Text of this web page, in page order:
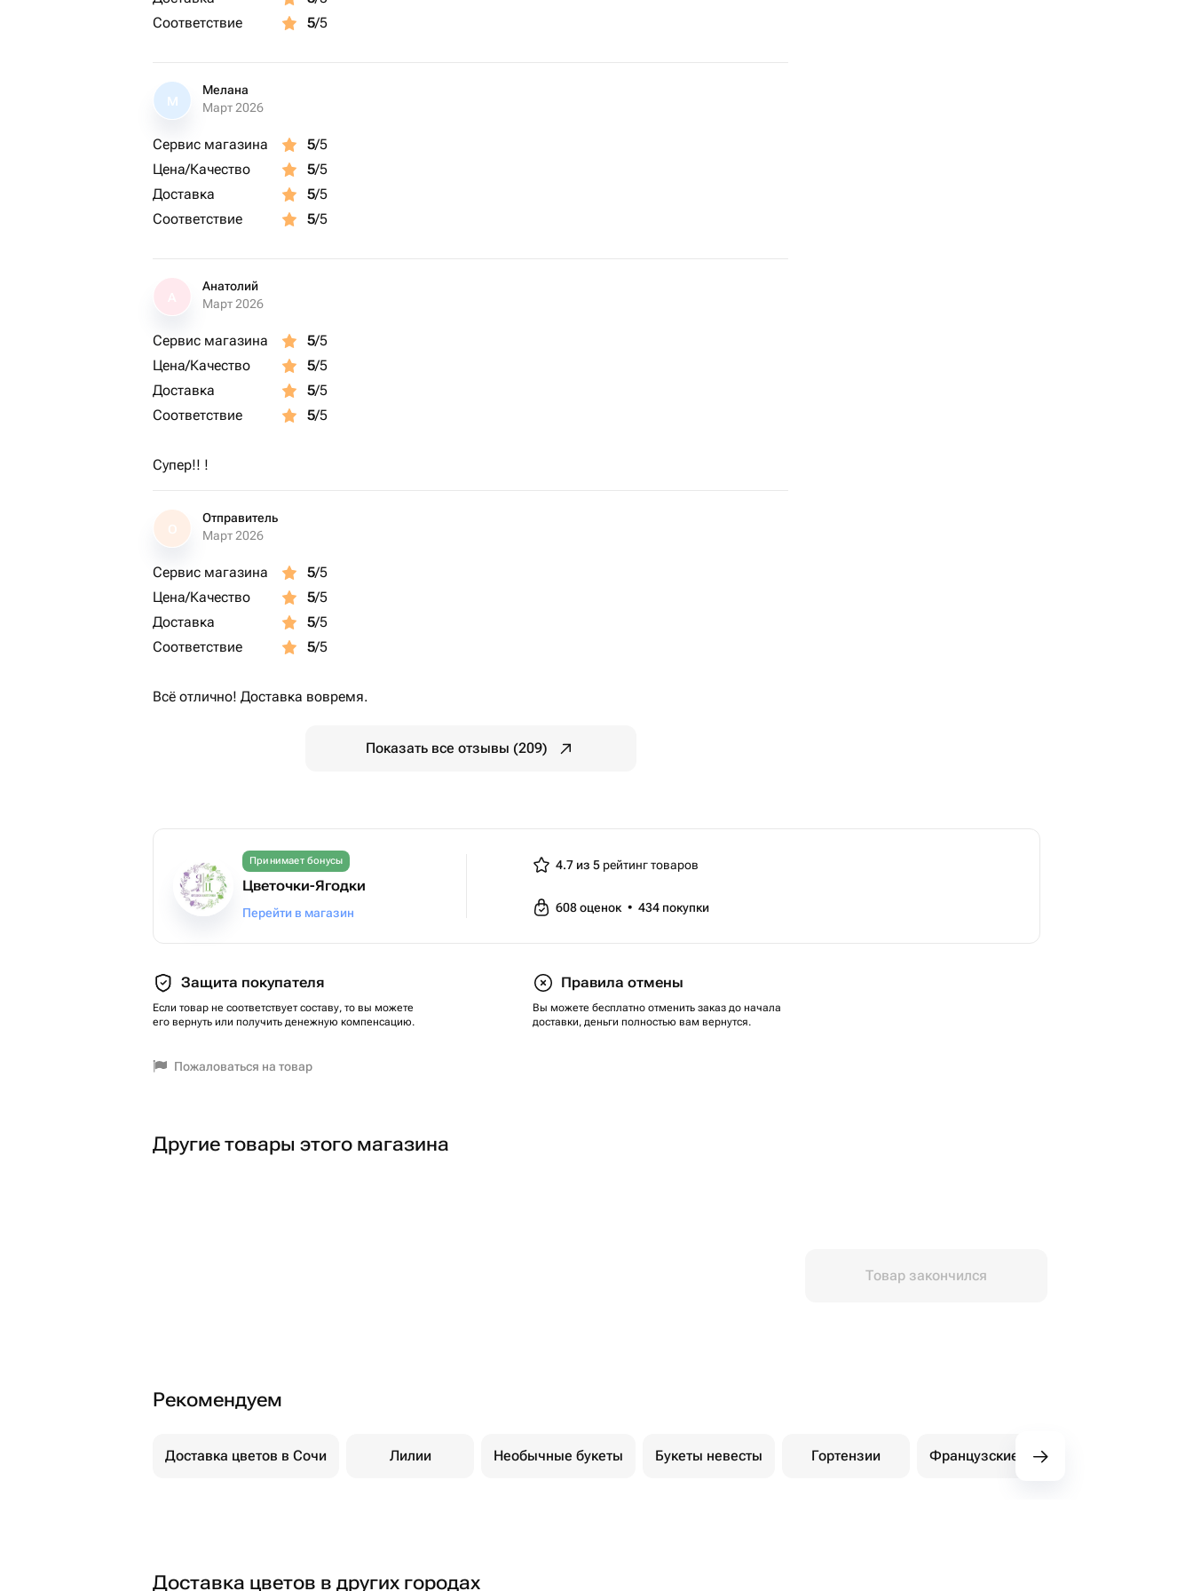
Соответствие
5/5
М
Мелана
Март 2026
Сервис магазина 5/5
Цена/Качество
5/5
Доставка
5/5
Соответствие
5/5
Анатолий
Март 2026
Сервис магазина 5/5
Цена/Качество
5/5
Доставка
5/5
Соответствие
5/5
Супер!! !
О
Отправитель
Март 2026
Сервис магазина 5/5
Цена/Качество
5/5
Доставка
5/5
Соответствие
5/5
Всё отлично! Доставка вовремя.
Показать все отзывы (209)
Принимает бонусы
Цветочки-Ягодки
Перейти в магазин
4.7 из 5 рейтинг товаров
608оценок • 434 покупки
Защита покупателя
Если товар не соответствует составу, то вы можете
его вернуть или получить денежную компенсацию.
Правила отмены
Вы можете бесплатно отменить заказ до начала
доставки, деньги полностью вам вернутся.
Пожаловаться на товар
Другие товары этого магазина
Товар закончился
Рекомендуем
Доставка цветов в Сочи Лилии Необычные букеты Букеты невесты Гортензии Французские розы
Доставка цветов в других городах